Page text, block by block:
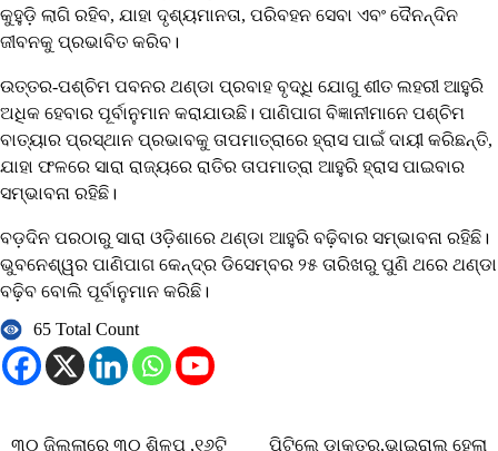
କୁହୁଡ଼ି ଲାଗି ରହିବ, ଯାହା ଦୃଶ୍ୟମାନତା, ପରିବହନ ସେବା ଏବଂ ଦୈନନ୍ଦିନ
ଜୀବନକୁ ପ୍ରଭାବିତ କରିବ।
ଉତ୍ତର-ପଶ୍ଚିମ ପବନର ଥଣ୍ଡା ପ୍ରବାହ ବୃଦ୍ଧି ଯୋଗୁ ଶୀତ ଲହରୀ ଆହୁରି
ଅଧିକ ହେବାର ପୂର୍ବାନୁମାନ କରାଯାଉଛି। ପାଣିପାଗ ବିଜ୍ଞାନୀମାନେ ପଶ୍ଚିମ
ବାତ୍ୟାର ପ୍ରସ୍ଥାନ ପ୍ରଭାବକୁ ତାପମାତ୍ରାରେ ହ୍ରାସ ପାଇଁ ଦାୟୀ କରିଛନ୍ତି,
ଯାହା ଫଳରେ ସାରା ରାଜ୍ୟରେ ରାତିର ତାପମାତ୍ରା ଆହୁରି ହ୍ରାସ ପାଇବାର
ସମ୍ଭାବନା ରହିଛି।
ବଡ଼ଦିନ ପରଠାରୁ ସାରା ଓଡ଼ିଶାରେ ଥଣ୍ଡା ଆହୁରି ବଢ଼ିବାର ସମ୍ଭାବନା ରହିଛି।
ଭୁବନେଶ୍ୱର ପାଣିପାଗ କେନ୍ଦ୍ର ଡିସେମ୍ବର ୨୫ ତାରିଖରୁ ପୁଣି ଥରେ ଥଣ୍ଡା
ବଢ଼ିବ ବୋଲି ପୂର୍ବାନୁମାନ କରିଛି।
65 Total Count
୩୦ ଜିଲ୍ଲାରେ ୩୦ ଶିଳ୍ପ ,୧୬ଟି
ପିଟିଲେ ଡାକ୍ତର,ଭାଇରାଲ ହେଲା